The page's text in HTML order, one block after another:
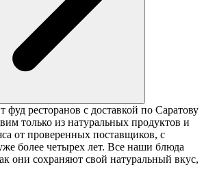
фуд ресторанов с доставкой по Саратову
только из натуральных продуктов и
от проверенных поставщиков, с
более четырех лет. Все наши блюда
они сохраняют свой натуральный вкус,